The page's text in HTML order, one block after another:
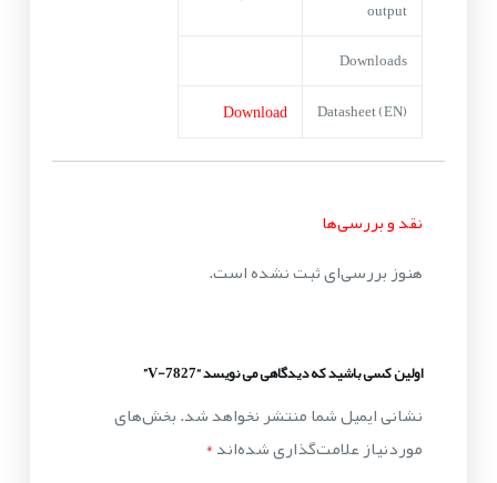
output
Downloads
Datasheet (EN)
Download
نقد و بررسی‌ها
هنوز بررسی‌ای ثبت نشده است.
اولین کسی باشید که دیدگاهی می نویسد “V-7827”
نشانی ایمیل شما منتشر نخواهد شد.بخش‌های
موردنیاز علامت‌گذاری شده‌اند*